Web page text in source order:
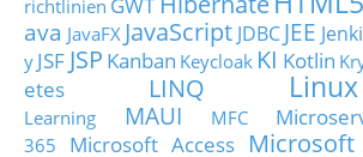
richtlinien
ava JavaFX JavaScript JDBC JEE
y JSF JSP Kanban Keycloak KI Kotlin
etes
LINQ Linux
Learning
MAUI MFC
365
Microsoft Access Microsoft